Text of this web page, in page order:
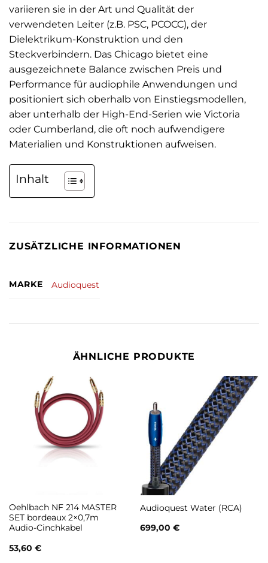
variieren sie in der Art und Qualität der
verwendeten Leiter (z.B. PSC, PCOCC), der
Dielektrikum-Konstruktion und den
Steckverbindern. Das Chicago bietet eine
ausgezeichnete Balance zwischen Preis und
Performance für audiophile Anwendungen und
positioniert sich oberhalb von Einstiegsmodellen,
aber unterhalb der High-End-Serien wie Victoria
oder Cumberland, die oft noch aufwendigere
Materialien und Konstruktionen aufweisen.
Inhalt
ZUSÄTZLICHE INFORMATIONEN
MARKE Audioquest
ÄHNLICHE PRODUKTE
Oehlbach NF 214 MASTER
SET bordeaux 2×0,7m
Audio-Cinchkabel
53,60 €
Audioquest Water (RCA)
699,00 €